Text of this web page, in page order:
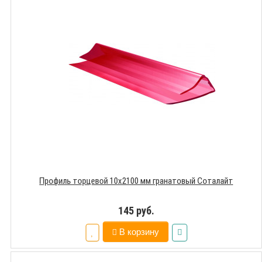
Профиль торцевой 10х2100 мм гранатовый Соталайт
145 руб.
В корзину